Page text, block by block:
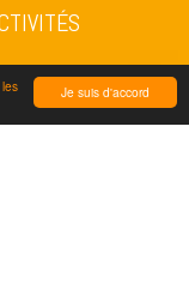
Je suis d'accord